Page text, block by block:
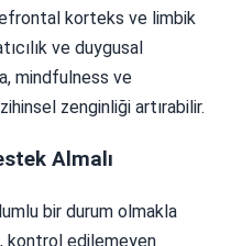
korteks ve limbik
ve duygusal
mindfulness ve
zenginliği artırabilir.
Almalı
bir durum olmakla
kontrol edilemeyen